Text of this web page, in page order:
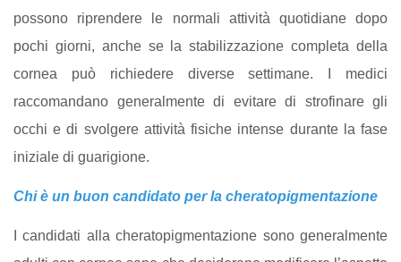
possono riprendere le normali attività quotidiane dopo
pochi giorni, anche se la stabilizzazione completa della
cornea può richiedere diverse settimane. I medici
raccomandano generalmente di evitare di strofinare gli
occhi e di svolgere attività fisiche intense durante la fase
iniziale di guarigione.
Chi è un buon candidato per la cheratopigmentazione
I candidati alla cheratopigmentazione sono generalmente